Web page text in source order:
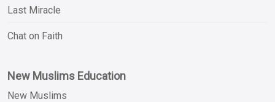
Last Miracle
Chat on Faith
New Muslims Education
New Muslims